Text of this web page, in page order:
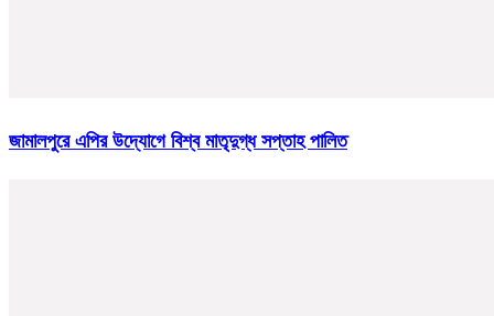
জামালপুরে এপির উদ্যোগে বিশ্ব মাতৃদুগ্ধ সপ্তাহ পালিত